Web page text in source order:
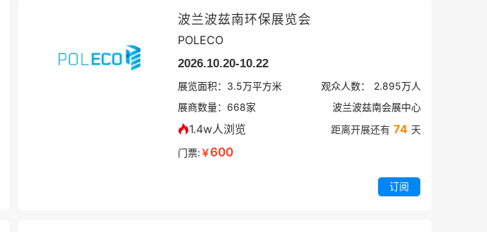
波兰波兹南环保展览会
POLECO
2026.10.20-10.22
展览面积： 3.5万平方米 观众人数： 2.895万人
展商数量： 668家 波兰波兹南会展中心
1.4w人浏览 距离开展还有 74 天
门票:￥600
订阅